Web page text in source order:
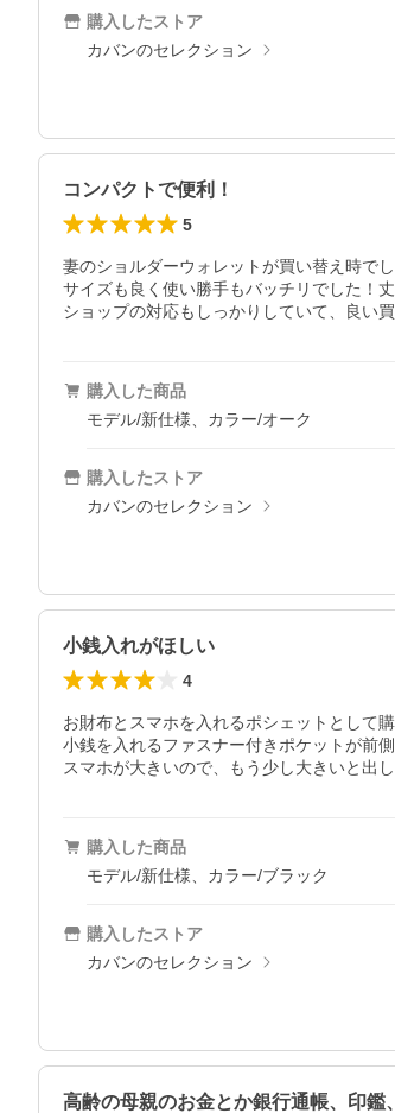
購入したストア
カバンのセレクション
コンパクトで便利！
5
妻のショルダーウォレットが買い替え時で
サイズも良く使い勝手もバッチリでした！
ショップの対応もしっかりしていて、良い
購入した商品
モデル/新仕様、カラー/オーク
購入したストア
カバンのセレクション
小銭入れがほしい
4
お財布とスマホを入れるポシェットとして購
小銭を入れるファスナー付きポケットが前
スマホが大きいので、もう少し大きいと出
購入した商品
モデル/新仕様、カラー/ブラック
購入したストア
カバンのセレクション
高齢の母親のお金とか銀行通帳、印